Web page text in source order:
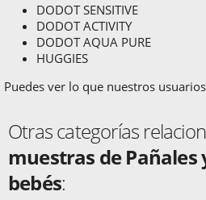
DODOT SENSITIVE
DODOT ACTIVITY
DODOT AQUA PURE
HUGGIES
Puedes ver lo que nuestros
Otras categorías
muestras de Pañales
bebés: